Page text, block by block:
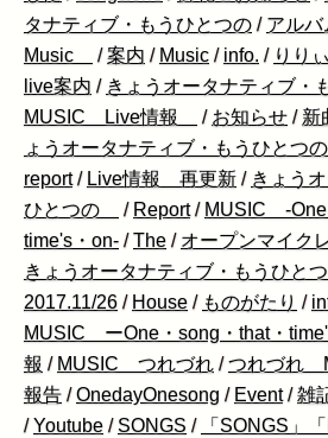
タナティブ・もうひとつの / アルバ
Music
/案内 / Music / info. / りり
live案内 / きょうオータナティブ・
MUSIC Live情報
/ お知らせ / 新
ょうオータナティブ・もうひとつ
report / Live情報 再更新 / きょう
ひとつの
/ Report / MUSIC -One
time's・on- /The / オープンマイク
きょうオータナティブ・もうひと
2017.11/26 / House / ものがたり /
MUSIC ーOne・song・that・
報 / MUSIC つれづれ /つれづれ
報告 /OnedayOnesong / Event /雑
/Youtube /SONGS / 「SONGS」